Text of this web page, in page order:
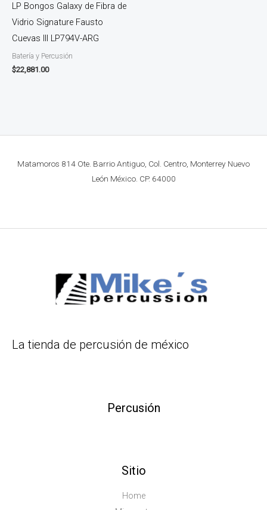
LP Bongos Galaxy de Fibra de
Vidrio Signature Fausto
Cuevas lll LP794V-ARG
Batería y Percusión
$22,881.00
Matamoros 814 Ote. Barrio Antiguo, Col. Centro, Monterrey Nuevo
León México. CP. 64000
La tienda de percusión de méxico
Percusión
Sitio
Home